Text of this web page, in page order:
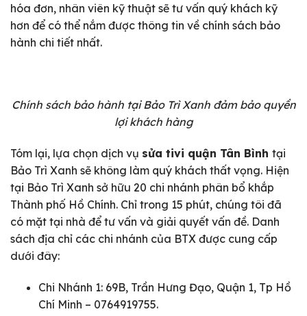
hóa đơn, nhân viên kỹ thuật sẽ tư vấn quý khách kỹ
hơn để có thể nắm được thông tin về chính sách bảo
hành chi tiết nhất.
Chính sách bảo hành tại Bảo Trì Xanh đảm bảo quyền
lợi khách hàng
Tóm lại, lựa chọn dịch vụ sửa tivi quận Tân Bình tại
Bảo Trì Xanh sẽ không làm quý khách thất vọng. Hiện
tại Bảo Trì Xanh sở hữu 20 chi nhánh phân bổ khắp
Thành phố Hồ Chính. Chỉ trong 15 phút, chúng tôi đã
có mặt tại nhà để tư vấn và giải quyết vấn đề. Danh
sách địa chỉ các chi nhánh của BTX được cung cấp
dưới đây:
Chi Nhánh 1: 69B, Trần Hưng Đạo, Quận 1, Tp Hồ
Chí Minh – 0764919755.